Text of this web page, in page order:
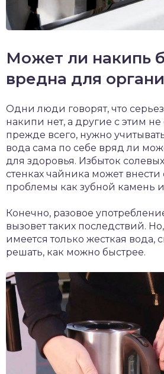
Может ли накипь
вредна для
Одни люди говорят, что
накипи нет, а другие с этим не
прежде всего, нужно учитывать
вода сама по себе вряд ли
для здоровья. Избыток
стенках чайника может внести
проблемы как зубной камень
Конечно, разовое
вызовет таких последствий.
имеется только жесткая вода,
решать, как можно быстрее.